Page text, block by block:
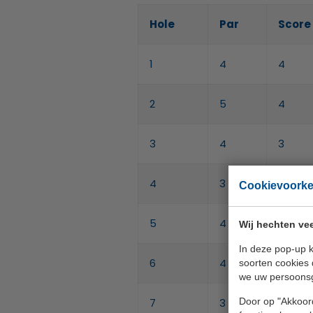
Wij hechten
In deze pop-up
soorten cookies
we uw
Door op
Hole Par
1 4 4
2 5 4
3 4 3
4 3 3
5 4 3
6 4 3
7 3 3